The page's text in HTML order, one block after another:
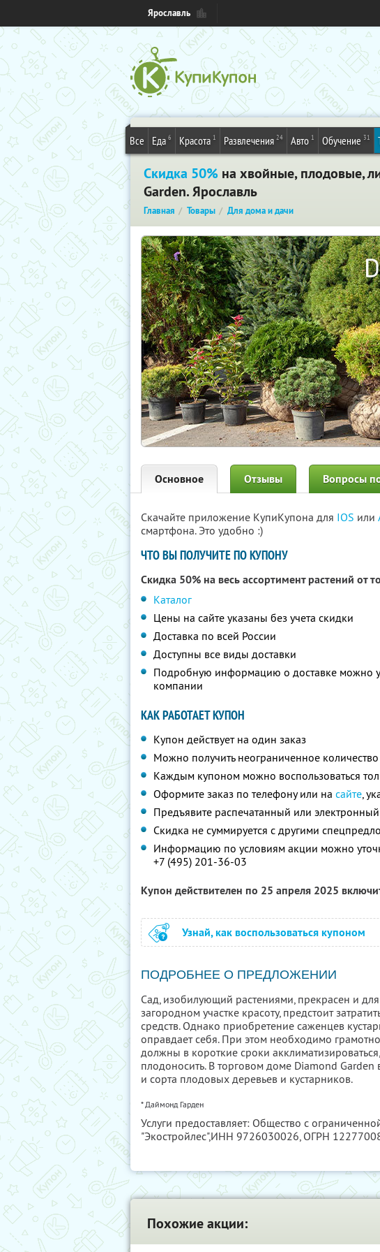
Ярославль
Все Еда 6 Красота 1 Развлечения 24 Авто 1 Обучение 31
Скидка 50% на хвойные, плодовые,
Garden. Ярославль
Главная Товары Для дома и дачи
Основное Отзывы Вопросы
Скачайте приложение КупиКупона для IOS или
смартфона. Это удобно :)
ЧТО ВЫ ПОЛУЧИТЕ ПО КУПОНУ
Скидка 50% на весь ассортимент растений от
Каталог
Цены на сайте указаны без учета скидки
Доставка по всей России
Доступны все виды доставки
Подробную информацию о доставке можно
компании
КАК РАБОТАЕТ КУПОН
Купон действует на один заказ
Можно получить неограниченное
Каждым купоном можно воспользоваться
Оформите заказ по телефону или на сайте,
Предъявите распечатанный или
Скидка не суммируется с другими
Информацию по условиям акции можно
+7 (495) 201-36-03
Купон действителен по 25 апреля 2025
Узнай, как воспользоваться купоном
ПОДРОБНЕЕ О ПРЕДЛОЖЕНИИ
Сад, изобилующий растениями, прекрасен и для
загородном участке красоту, предстоит
средств. Однако приобретение саженцев
оправдает себя. При этом необходимо
должны в короткие сроки
плодоносить. В торговом доме Diamond
и сорта плодовых деревьев и кустарников.
* Даймонд Гарден
Услуги предоставляет: Общество с
"Экостройлес",ИНН 9726030026, ОГРН
Похожие акции: